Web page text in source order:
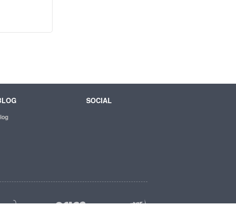
SOCIAL